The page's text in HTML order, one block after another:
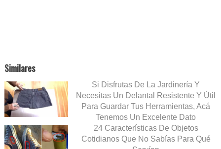
Similares
Si Disfrutas De La Jardinería Y
Necesitas Un Delantal Resistente Y Útil
Para Guardar Tus Herramientas, Acá
Tenemos Un Excelente Dato
24 Características De Objetos
Cotidianos Que No Sabías Para Qué